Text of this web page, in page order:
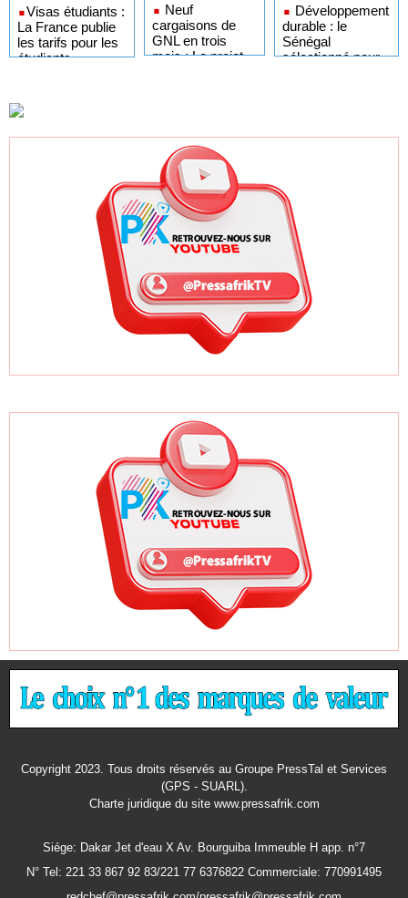
​Visas étudiants :
La France publie
les tarifs pour les
étudiants
africains
Neuf
cargaisons de
GNL en trois
mois : Le projet
Développement
durable : le
Sénégal
sélectionné pour
ODD
Copyright 2023. Tous droits réservés au Groupe PressTal et Services
(GPS - SUARL).
Charte juridiquedu site www.pressafrik.com
Siége: Dakar Jet d'eau X Av. Bourguiba Immeuble H app. n°7
N° Tel: 221 33 867 92 83/221 77 6376822 Commerciale: 770991495